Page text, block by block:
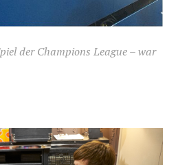
der Champions League – war